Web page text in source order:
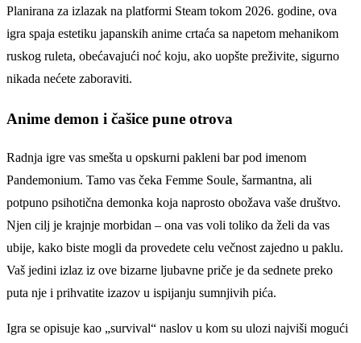
Planirana za izlazak na platformi Steam tokom 2026. godine, ova
igra spaja estetiku japanskih anime crtaća sa napetom mehanikom
ruskog ruleta, obećavajući noć koju, ako uopšte preživite, sigurno
nikada nećete zaboraviti.
Anime demon i čašice pune otrova
Radnja igre vas smešta u opskurni pakleni bar pod imenom
Pandemonium. Tamo vas čeka Femme Soule, šarmantna, ali
potpuno psihotična demonka koja naprosto obožava vaše društvo.
Njen cilj je krajnje morbidan – ona vas voli toliko da želi da vas
ubije, kako biste mogli da provedete celu večnost zajedno u paklu.
Vaš jedini izlaz iz ove bizarne ljubavne priče je da sednete preko
puta nje i prihvatite izazov u ispijanju sumnjivih pića.
Igra se opisuje kao „survival“ naslov u kom su ulozi najviši mogući